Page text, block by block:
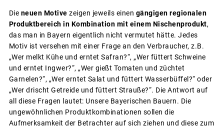
Die neuen Motive zeigen jeweils einen gängigen regionalen
Produktbereich in Kombination mit einem Nischenprodukt,
das man in Bayern eigentlich nicht vermutet hätte. Jedes
Motiv ist versehen mit einer Frage an den Verbraucher, z.B.
„Wer melkt Kühe und erntet Safran?“, „Wer füttert Schweine
und erntet Ingwer?“, „Wer gießt Tomaten und züchtet
Garnelen?“, „Wer erntet Salat und füttert Wasserbüffel?“ oder
„Wer drischt Getreide und füttert Strauße?“. Die Antwort auf
all diese Fragen lautet: Unsere Bayerischen Bauern. Die
ungewöhnlichen Produktkombinationen sollen die
Aufmerksamkeit der Betrachter auf sich ziehen und diese zum